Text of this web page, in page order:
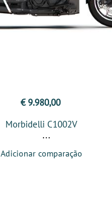
€ 9.980,00
Morbidelli C1002V
Adicionar comparação